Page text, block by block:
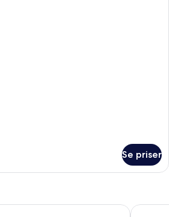
Se priser
Hotel